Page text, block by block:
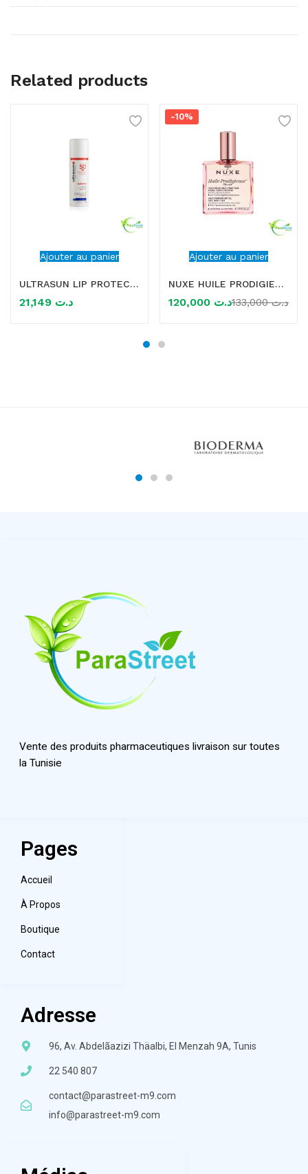
Related products
Ajouter au panier
ULTRASUN LIP PROTECTION SPF 50+ 4.8G
د.ت
Ajouter au panier
-10%
NUXE HUILE PRODIGIEUSE FLORALE 100ml
د.ت د.ت133,000
Vente des produits pharmaceutiques livraison sur toutes
la Tunisie
Pages
Accueil
À Propos
Boutique
Contact
Adresse
96, Av. Abdelãazizi Thäalbi, El Menzah 9A, Tunis
22 540 807
contact@parastreet-m9.com
info@parastreet-m9.com